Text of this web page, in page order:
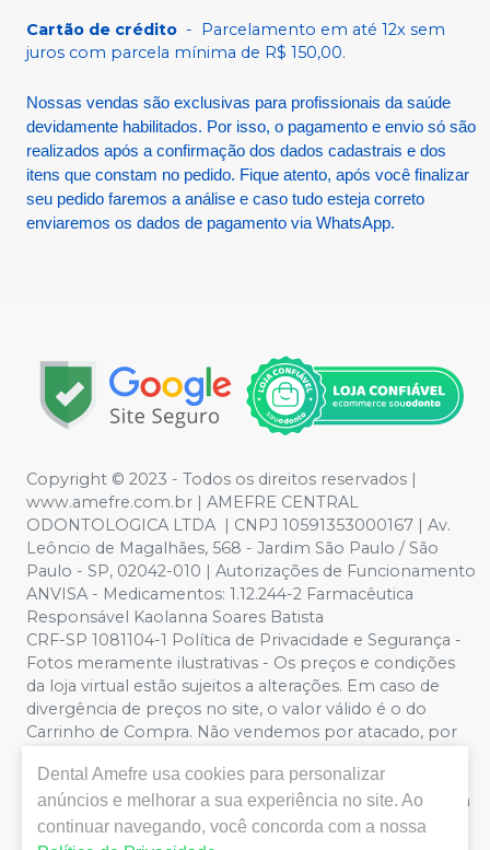
Cartão de crédito - Parcelamento em até 12x sem
juros com parcela mínima de R$ 150,00.
Nossas vendas são exclusivas para profissionais da saúde
devidamente habilitados. Por isso, o pagamento e envio só são
realizados após a confirmação dos dados cadastrais e dos
itens que constam no pedido. Fique atento, após você finalizar
seu pedido faremos a análise e caso tudo esteja correto
enviaremos os dados de pagamento via WhatsApp.
Copyright © 2023 - Todos os direitos reservados |
www.amefre.com.br | AMEFRE CENTRAL
ODONTOLOGICA LTDA | CNPJ 10591353000167 | Av.
Leôncio de Magalhães, 568 - Jardim São Paulo / São
Paulo - SP, 02042-010 | Autorizações de Funcionamento
ANVISA - Medicamentos: 1.12.244-2 Farmacêutica
Responsável Kaolanna Soares Batista
CRF-SP 1081104-1 Política de Privacidade e Segurança -
Fotos meramente ilustrativas - Os preços e condições
da loja virtual estão sujeitos a alterações. Em caso de
divergência de preços no site, o valor válido é o do
Carrinho de Compra. Não vendemos por atacado, por
de grandes volumes pelo site.Importante:Ofertas
válidas enquanto durarem os estoques. Vendas sujeitas a
análise, disponibilidade e confirmação de dados pela
Dental Amefre usa cookies para personalizar
anúncios e melhorar a sua experiência no site. Ao
continuar navegando, você concorda com a nossa